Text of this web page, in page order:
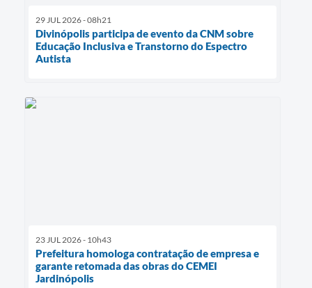
29 JUL 2026 - 08h21
Divinópolis participa de evento da CNM sobre
Educação Inclusiva e Transtorno do Espectro
Autista
23 JUL 2026 - 10h43
Prefeitura homologa contratação de empresa e
garante retomada das obras do CEMEI
Jardinópolis